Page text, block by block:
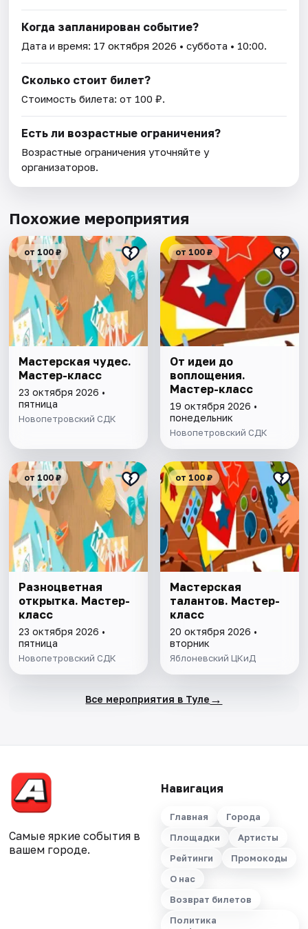
Когда запланирован событие?
Дата и время: 17 октября 2026 • суббота • 10:00.
Сколько стоит билет?
Стоимость билета: от 100 ₽.
Есть ли возрастные ограничения?
Возрастные ограничения уточняйте у
организаторов.
Похожие мероприятия
от 100 ₽
Мастерская чудес.
Мастер-класс
23 октября 2026 •
пятница
Новопетровский СДК
от 100 ₽
От идеи до
воплощения.
Мастер-класс
19 октября 2026 •
понедельник
Новопетровский СДК
от 100 ₽
Разноцветная
открытка. Мастер-
класс
23 октября 2026 •
пятница
Новопетровский СДК
от 100 ₽
Мастерская
талантов. Мастер-
класс
20 октября 2026 •
вторник
Яблоневский ЦКиД
Все мероприятия в Туле →
Самые яркие события в
вашем городе.
Навигация
Главная
Города
Площадки
Артисты
Рейтинги
Промокоды
О нас
Возврат билетов
Политика